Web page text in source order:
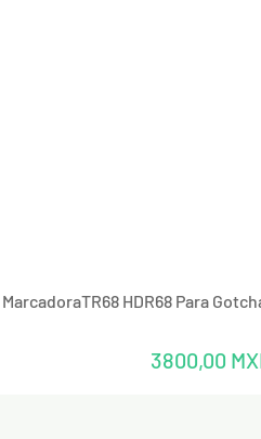
Vista rápida
MarcadoraTR68 HDR68 Para
Precio
3800,00